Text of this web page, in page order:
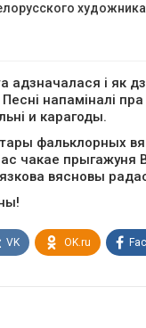
адзначалася і як
Песні напаміналі
и карагоды.
фальклорных
чакае прыгажуня
вясновы
VK OK.ru